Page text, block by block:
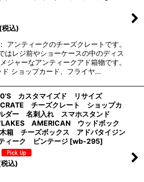
(税込)
アンティークのチーズクレートです。
はレジ前やショーケースの中のディス
ジャーなアンティークアド箱物です。
ド ショップカード、フライヤ…
カスタマイズド リサイズ
CRATE チーズクレート ショップカ
ダー 名刺入れ スマホスタンド
AMERICAN ウッドボック
箱 チーズボックス アドバタイジン
ィーク ビンテージ [wb-295]
込)